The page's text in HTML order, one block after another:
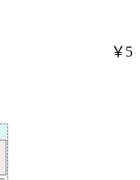
￥5